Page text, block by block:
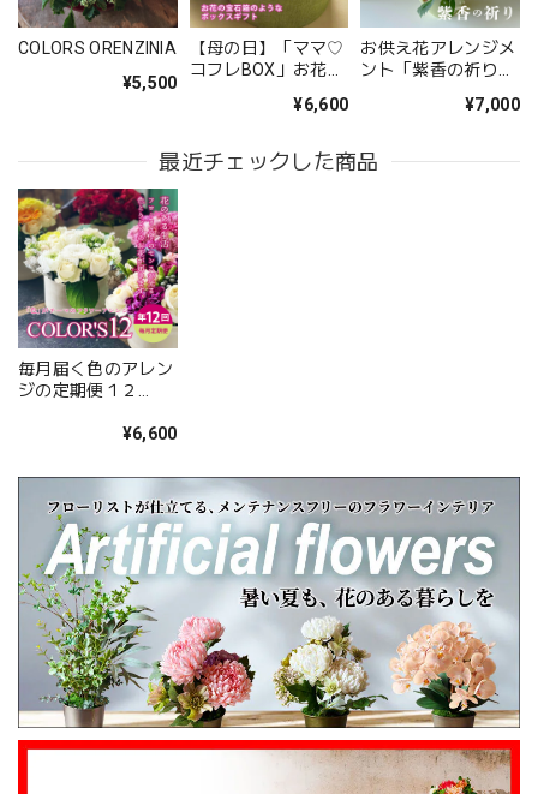
しようと思っていた所に、丁寧な電話をいただき助かりまし
た。 送り先の友人から写真が送られてきましたが、とても
立派なアレンジメントで感激しました。 友人も喜んでいま
した。 配送の件もとても丁寧に、お花が傷付かない様に配
慮されていたようです。 お願いして良かったです。 また機
ました。
このたびは大切なご友人への贈り物に、当店の
お花をお選びいただき誠にありがとうございま
した。 また、ご友人にもお喜びいただけたとの
こと、そしてお送りしたアレンジメントを「立
派」とお褒めいただき、大変嬉しく拝見しまし
た。 配送についてもご満足いただけたようで何
よりです。 温かいお言葉を励みに、これからも
のご利用を心よりお待ちしております。 このた
心を伝える花 キモチ 「ありがとう ARIGATO」 6600
姉の誕生日に花束を注文しました。 予め希望やイメージを
伝えたところ、レアなバラを入れて下さり、ワンランクアッ
プでハイセンスな華やかな花束を作ってくださいました。
姉も大変喜んでくれて、大満足です。 また、お願いしま
す。 安心してお願いできるお花屋さんです。
COLORS ORENZINIA
¥5,500
【母の日】「ママ♡
コフレBOX」お花の
¥6,600
お供え花アレンジメ
ント「紫香の祈り」
日・法事の供花¥7,000
最近チェックした商品
毎月届く色のアレン
ジの定期便１２
の飾るフラワーアレ
¥6,600